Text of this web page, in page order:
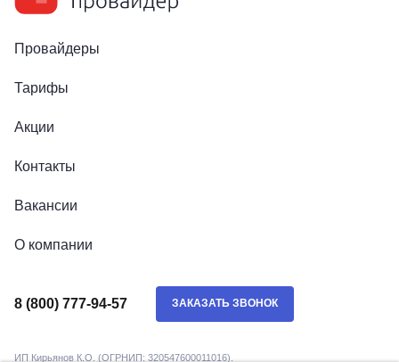
Провайдеры
Тарифы
Акции
Контакты
Вакансии
О компании
8 (800) 777-94-57 ЗАКАЗАТЬ ЗВОНОК
ИП Кирьянов К.О. (ОГРНИП: 320547600011016).